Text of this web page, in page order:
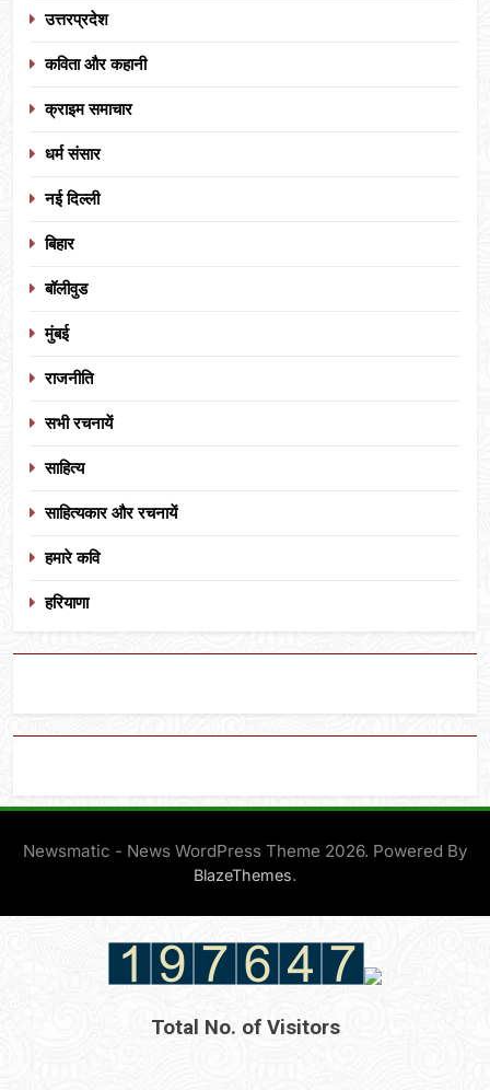
उत्तरप्रदेश
कविता और कहानी
क्राइम समाचार
धर्म संसार
नई दिल्ली
बिहार
बॉलीवुड
मुंबई
राजनीति
सभी रचनायें
साहित्य
साहित्यकार और रचनायें
हमारे कवि
हरियाणा
Newsmatic - News WordPress Theme 2026. Powered By
BlazeThemes.
Total No. of Visitors